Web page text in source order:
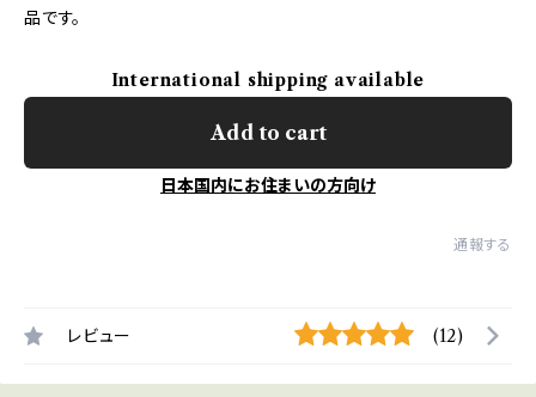
品です。
International shipping available
Add to cart
日本国内にお住まいの方向け
通報する
レビュー (12)